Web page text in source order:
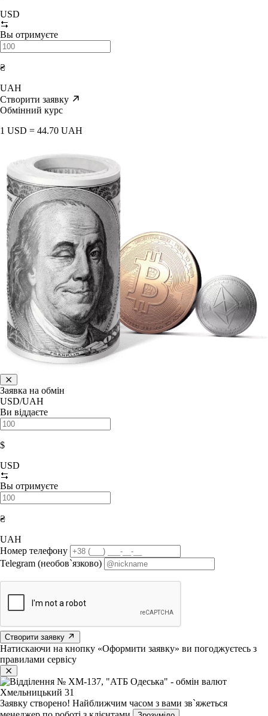
USD
Вы отримуєте
₴
UAH
Створити заявку
Обмінний курс
1 USD = 44.70 UAH
Заявка на обмін
USD/UAH
Ви віддаєте
$
USD
Вы отримуєте
₴
UAH
Номер телефону
Telegram (необов`язково)
Створити заявку
Натискаючи на кнопку «Оформити заявку» ви погоджуєтесь з
правилами сервісу
Заявку створено! Найближчим часом з вами зв`яжеться